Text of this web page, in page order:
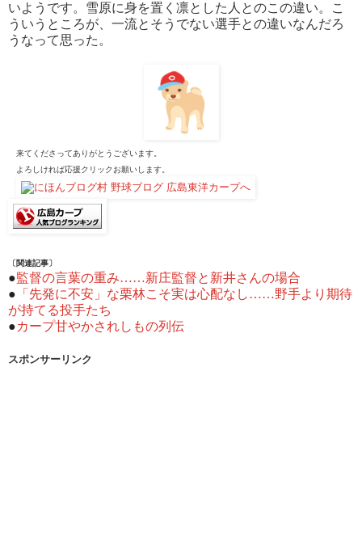
いようです。雪原に身を置く凛とした人とのこの違い。こ
ういうところが、一流とそうでない選手との違いなんだろ
うなって思った。
来てくださってありがとうございます。
よろしければ応援クリックお願いします。
〔関連記事〕
●監督の言葉の重み……新庄監督と新井さんの場合
● 「先発に不安」な栗林こそ実は心配なし……野手より期待
が持てる投手たち
●カープ甘やかされしもの列伝
スポンサーリンク